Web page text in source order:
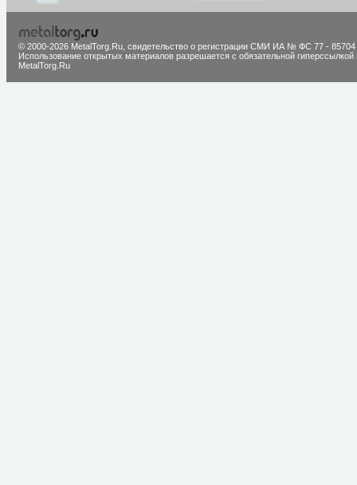
© 2000-2026 MetalTorg.Ru, cвидетельство о регистрации СМИ ИА № ФС 77 - 85704
Использование открытых материалов разрешается с обязательной гиперссылкой
MetalTorg.Ru